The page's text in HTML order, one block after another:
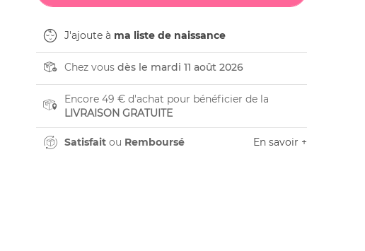
J'ajoute à ma liste de naissance
Chez vous dès le mardi 11 août 2026
Encore 49 € d'achat pour bénéficier de la
LIVRAISON GRATUITE
Satisfaitou Remboursé En savoir +